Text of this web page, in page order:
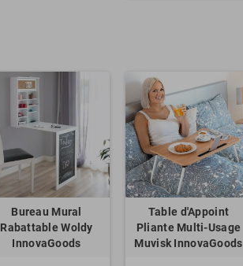
Bureau Mural
Rabattable Woldy
InnovaGoods
Table d'Appoint
Pliante Multi-Usage
Muvisk InnovaGoods